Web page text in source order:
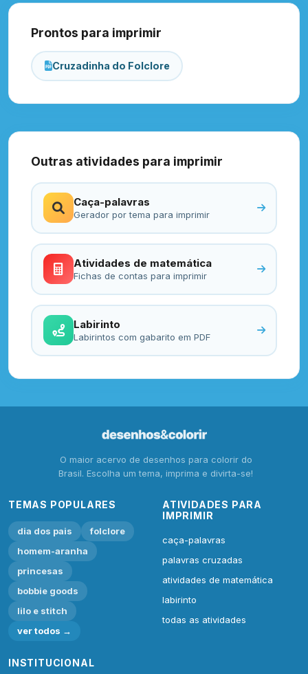
Prontos para imprimir
Cruzadinha do Folclore
Outras atividades para imprimir
Caça-palavras
Gerador por tema para imprimir
Atividades de matemática
Fichas de contas para imprimir
Labirinto
Labirintos com gabarito em PDF
O maior acervo de desenhos para colorir do
Brasil. Escolha um tema, imprima e divirta-se!
TEMAS POPULARES
dia dos pais
folclore
homem-aranha
princesas
bobbie goods
lilo e stitch
ver todos →
ATIVIDADES PARA
IMPRIMIR
caça-palavras
palavras cruzadas
atividades de matemática
labirinto
todas as atividades
INSTITUCIONAL